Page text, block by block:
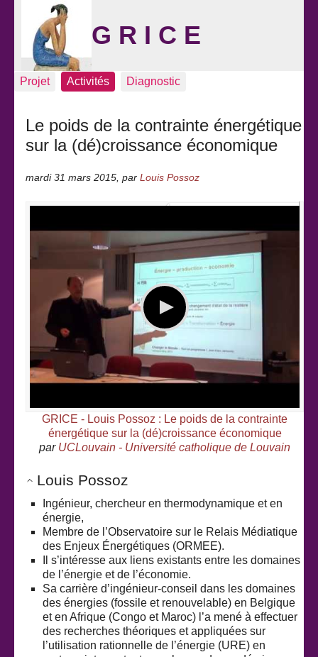
G R I C E
Projet Activités Diagnostic
Le poids de la contrainte énergétique
sur la (dé)croissance économique
mardi 31 mars 2015 par Louis Possoz
Louis Possoz
Poids de la contrainte énergét
Bref retour
Référence
GRICE - Louis Possoz : Le poids de la contrainte
énergétique sur la (dé)croissance économique
par UCLouvain - Université catholique de Louvain
Louis Possoz
Ingénieur, chercheur en thermodynamique et en
énergie,
Membre de l’Observatoire sur le Relais Médiatique
des Enjeux Énergétiques (ORMEE).
Il s’intéresse aux liens existants entre les domaines
de l’énergie et de l’économie.
Sa carrière d’ingénieur-conseil dans les domaines
des énergies (fossile et renouvelable) en Belgique
et en Afrique (Congo et Maroc) l’a mené à effectuer
des recherches théoriques et appliquées sur
l’utilisation rationnelle de l’énergie (URE) en